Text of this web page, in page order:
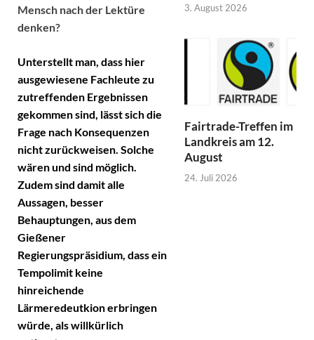
Mensch nach der Lektüre
denken?
Unterstellt man, dass hier
ausgewiesene Fachleute zu
zutreffenden Ergebnissen
gekommen sind, lässt sich die
Frage nach Konsequenzen
nicht zurückweisen. Solche
wären und sind möglich.
Zudem sind damit alle
Aussagen, besser
Behauptungen, aus dem
Gießener
Regierungspräsidium, dass ein
Tempolimit keine
hinreichende
Lärmeredeutkion erbringen
würde, als willkürlich
3. August 2026
Fairtrade-Treffen im
Landkreis am 12.
August
24. Juli 2026